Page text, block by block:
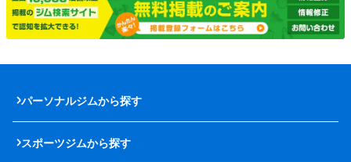
パーソナルジムから探す
スポーツジムから探す